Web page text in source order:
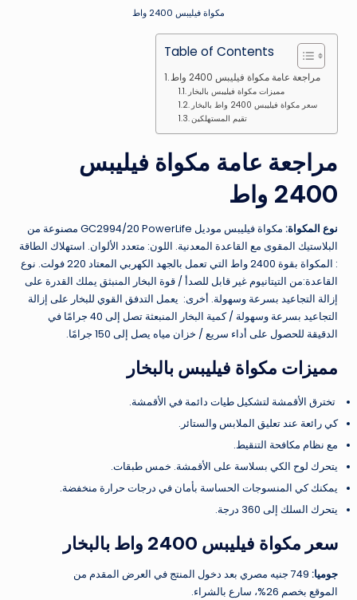
مكواة فيليبس 2400 واط
Table of Contents
مراجعة عامة مكواة فيليبس 2400 واط
مميزات مكواة فيليبس بالبخار
سعر مكواة فيليبس 2400 واط بالبخار
تقيم المستهلكين
مراجعة عامة مكواة فيليبس
2400 واط
نوع المكواة:
مكواة فيليبس موديل GC2994/20 PowerLife مصنوعة من
البلاستيك المقوى مع القاعدة المعدنية. اللون: متعدد الألوان. استهلاك الطاقة
: المكواة بقوة 2400 واط التي تعمل بالجهد الكهربي المعتاد 220 فولت. نوع
القاعدة:من التيتانيوم غير قابل للصدأ / قوة البخار المنبثق يملك القدرة على
إزالة التجاعيد بسرعة وسهولة. أخرى: يعمل التدفق القوي للبخار على إزالة
التجاعيد بسرعة وسهولة / كمية البخار المنبعثة تصل إلى 40 جرامًا في
الدقيقة للحصول على أداء سريع / خزان مياه يصل إلى 150 جرامًا.
مميزات مكواة فيليبس بالبخار
تخترق الأقمشة لتشكيل طيات دائمة في الأقمشة.
كي رائعة عند تعليق الملابس والستائر.
مع نظام مكافحة التنقيط.
يتحرك لوح الكي بسلاسة على الأقمشة. خمس طبقات.
يمكنك كي المنسوجات الحساسة بأمان في درجات حرارة منخفضة.
يتحرك السلك إلى 360 درجة.
سعر مكواة فيليبس 2400 واط بالبخار
جوميا:
749 جنيه مصري بعد دخول المنتج في العرض المقدم من
الموقع بخصم 26%، سارع بالشراء.